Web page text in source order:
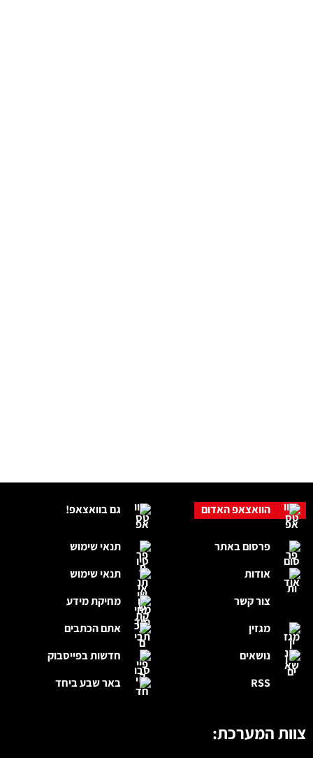
גם בוואצאפ!
תנאי שימוש
תנאי שימוש
מחיקת מידע
אתם הכתבים
חדשות בפייסבוק
באר שבע ביחד
הוואצאפ האדום
פרסום באתר
אודות
צור קשר
מגזין
נושאים
RSS
צוות המערכת: